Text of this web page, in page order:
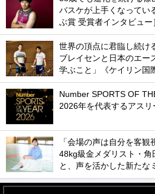
バスケが上手くなってい
ぶ賞 受賞者インタビュー
世界の頂点に君臨し続け
ブレイセンと日本のエー
学ぶこと」《ケイリン国
Number SPORTS OF
2026年を代表するアスリ
「会場の声は自分を客
48kg級金メダリスト・角
と、声を活かした新たな